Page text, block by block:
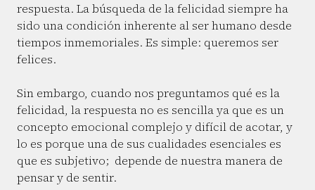
respuesta. La búsqueda de la felicidad siempre ha
sido una condición inherente al ser humano desde
tiempos inmemoriales. Es simple: queremos ser
felices.
Sin embargo, cuando nos preguntamos qué es la
felicidad, la respuesta no es sencilla ya que es un
concepto emocional complejo y difícil de acotar, y
lo es porque una de sus cualidades esenciales es
que es subjetivo; depende de nuestra manera de
pensar y de sentir.